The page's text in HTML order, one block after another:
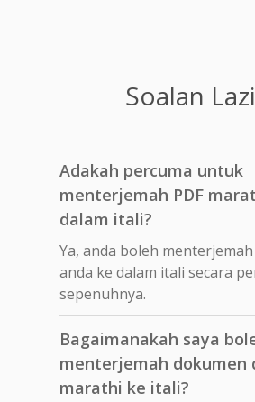
Soalan
Adakah percuma untuk
menterjemah PDF
dalam itali?
Ya, anda boleh
anda ke dalam itali secara
sepenuhnya.
Bagaimanakah saya
menterjemah dokumen
marathi ke itali?